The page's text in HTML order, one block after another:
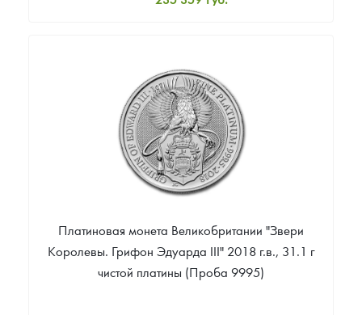
Цена выкупа
187 388 Руб.
Платиновая монета Великобритании "Звери
Королевы. Грифон Эдуарда III" 2018 г.в., 31.1 г
чистой платины (Проба 9995)